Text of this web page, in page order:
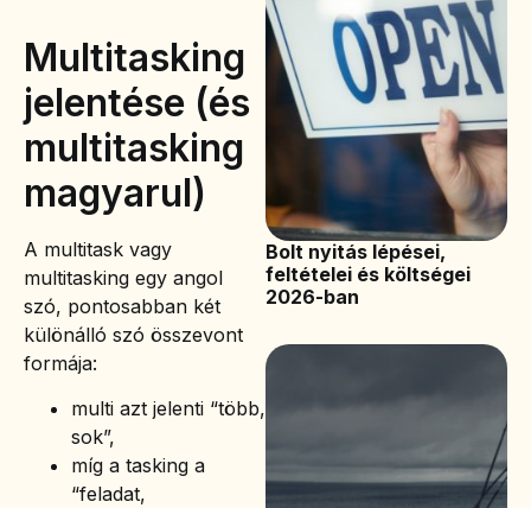
Multitasking
jelentése (és
multitasking
magyarul)
A multitask vagy
multitasking egy angol
szó, pontosabban két
különálló szó összevont
formája:
multi azt jelenti “több,
sok”,
míg a tasking a
“feladat,
Bolt nyitás lépései,
feltételei és költségei
2026-ban